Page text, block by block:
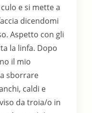
e si mette a
dicendomi
Aspetto con gli
la linfa. Dopo
il mio
sborrare
caldi e
da troia/o in